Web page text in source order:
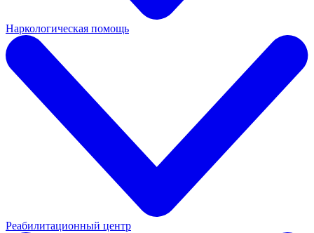
Наркологическая помощь
Реабилитационный центр